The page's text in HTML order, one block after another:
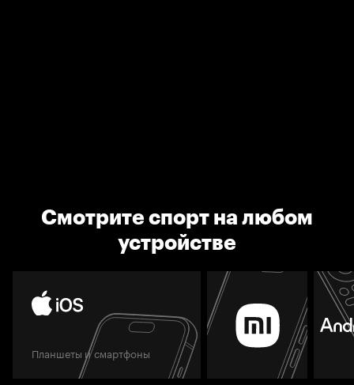
Смотрите спорт на любом
устройстве
Планшеты и смартфоны